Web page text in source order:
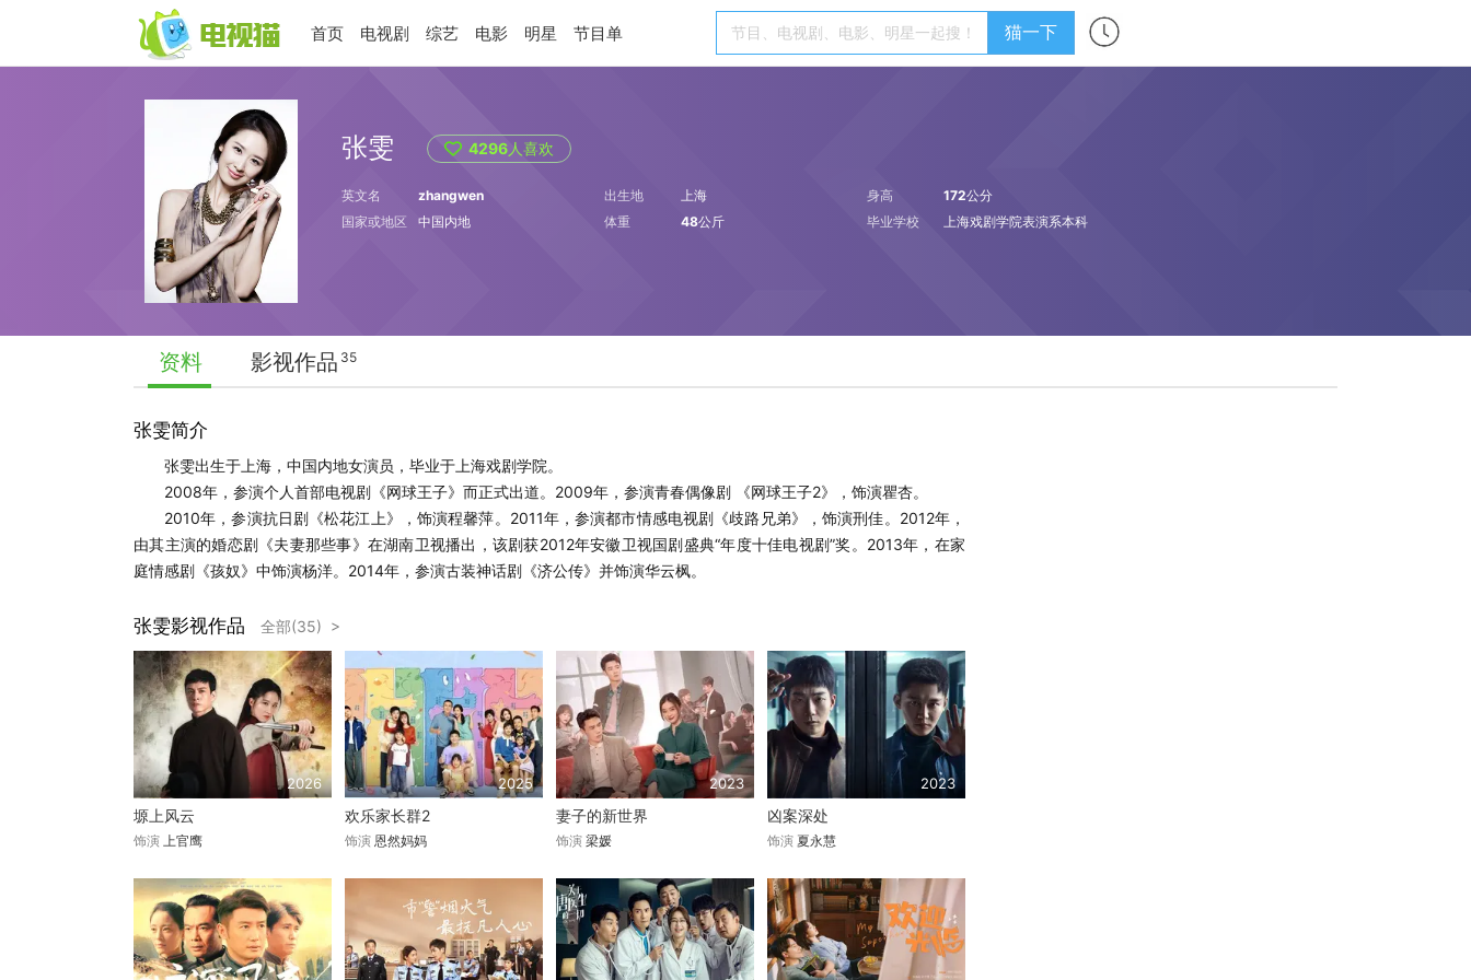
首页 电视剧 综艺 电影 明星 节目单 猫一下
张雯 4296人喜欢
英文名 zhangwen 出生地 上海 身高
172公分
国家或地区
中国内地 体重 48公斤 毕业学校 上海戏剧学院表演系本科
资料 影视作品 35
张雯简介
张雯出生于上海，中国内地女演员，毕业于上海戏剧学院。
2008年，参演个人首部电视剧《网球王子》而正式出道。2009年，参演青春偶像剧 《网球王子2》，饰演瞿杏。
2010年，参演抗日剧《松花江上》，饰演程馨萍。2011年，参演都市情感电视剧《歧路兄弟》，饰演刑佳。2012年，
由其主演的婚恋剧《夫妻那些事》在湖南卫视播出，该剧获2012年安徽卫视国剧盛典“年度十佳电视剧”奖。2013年，在家
庭情感剧《孩奴》中饰演杨洋。2014年，参演古装神话剧《济公传》并饰演华云枫。
张雯影视作品 全部(35) >
2026
塬上风云
饰演 上官鹰
2025
欢乐家长群2
饰演 恩然妈妈
2023
妻子的新世界
饰演 梁媛
2023
凶案深处
饰演 夏永慧